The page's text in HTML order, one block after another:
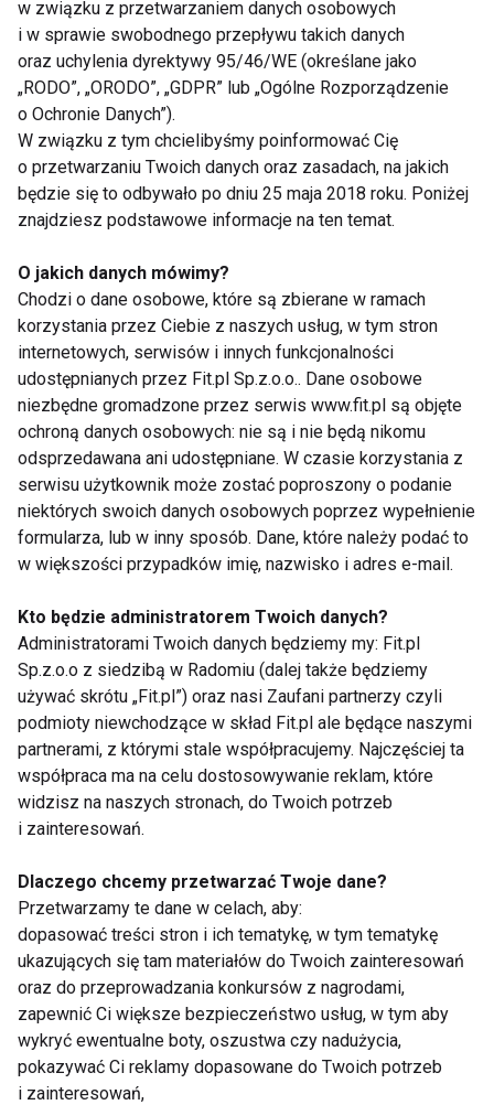
Podsumowując, nie istnieje jakaś specjalna,
bożonarodzeniowa dieta w trakcie ciąży i karmienia
piersią - z wyjątkiem chorób współistniejących
podczas ciąży. Oznacza to, że przyszłe mamy i
kobiety karmiące, przestrzegając najważniejszych
zasad, śmiało mogą skusić się na świąteczne
najważniejsze to jeść dla dwojga, a nie za dwojga.
KOBIETY KOBIETA PIERSI
DIETA W CIĄŻY DZIECKO
Kobiety
Wybierz perfumy na
Dzień Kobiet
Badania
profilaktyczne
zamiast kwiatka?
Najlepszy prezent na
Dzień Kobiet!
darmowe szczepionki
dla dzieci, seniorów
65+ oraz kobiet w
ciąży przeciw grypie
ASICS NAGINO - nowa
kolekcja biegowa dla
kobiet
Pokaż więcej
w związku z przetwarzaniem danych osobowych
i w sprawie swobodnego przepływu takich danych
oraz uchylenia dyrektywy 95/46/WE (określane jako
„RODO”, „ORODO”, „GDPR” lub „Ogólne Rozporządzenie
o Ochronie Danych”).
W związku z tym chcielibyśmy poinformować Cię
o przetwarzaniu Twoich danych oraz zasadach, na jakich
będzie się to odbywało po dniu 25 maja 2018 roku. Poniżej
znajdziesz podstawowe informacje na ten temat.
O jakich danych mówimy?
Chodzi o dane osobowe, które są zbierane w ramach
korzystania przez Ciebie z naszych usług, w tym stron
internetowych, serwisów i innych funkcjonalności
udostępnianych przez Fit.pl Sp.z.o.o.. Dane osobowe
niezbędne gromadzone przez serwis www.fit.pl są objęte
ochroną danych osobowych: nie są i nie będą nikomu
odsprzedawana ani udostępniane. W czasie korzystania z
serwisu użytkownik może zostać poproszony o podanie
niektórych swoich danych osobowych poprzez wypełnienie
formularza, lub w inny sposób. Dane, które należy podać to
w większości przypadków imię, nazwisko i adres e-mail.
Kto będzie administratorem Twoich danych?
Administratorami Twoich danych będziemy my: Fit.pl
Sp.z.o.o z siedzibą w Radomiu (dalej także będziemy
używać skrótu „Fit.pl”) oraz nasi Zaufani partnerzy czyli
podmioty niewchodzące w skład Fit.pl ale będące naszymi
partnerami, z którymi stale współpracujemy. Najczęściej ta
współpraca ma na celu dostosowywanie reklam, które
widzisz na naszych stronach, do Twoich potrzeb
i zainteresowań.
Dlaczego chcemy przetwarzać Twoje dane?
Przetwarzamy te dane w celach, aby:
dopasować treści stron i ich tematykę, w tym tematykę
ukazujących się tam materiałów do Twoich zainteresowań
oraz do przeprowadzania konkursów z nagrodami,
zapewnić Ci większe bezpieczeństwo usług, w tym aby
wykryć ewentualne boty, oszustwa czy nadużycia,
pokazywać Ci reklamy dopasowane do Twoich potrzeb
i zainteresowań,